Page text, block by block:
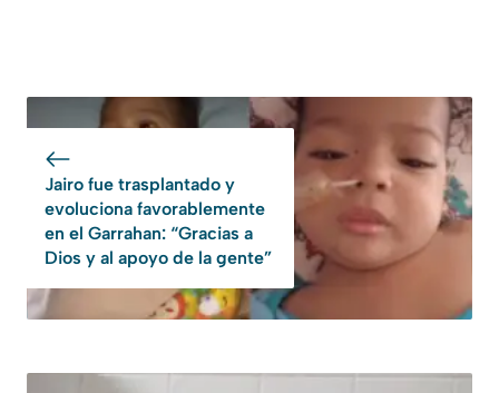
Jairo fue trasplantado y
evoluciona favorablemente
en el Garrahan: “Gracias a
Dios y al apoyo de la gente”